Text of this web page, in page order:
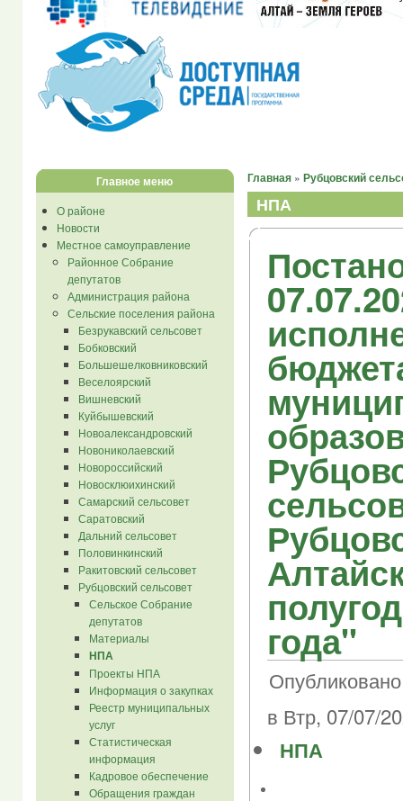
Главное меню
О районе
Новости
Местное самоуправление
Районное Собрание
депутатов
Администрация района
Сельские поселения района
Безрукавский сельсовет
Бобковский
Большешелковниковский
Веселоярский
Вишневский
Куйбышевский
Новоалександровский
Новониколаевский
Новороссийский
Новосклюихинский
Самарский сельсовет
Саратовский
Дальний сельсовет
Половинкинский
Ракитовский сельсовет
Рубцовский сельсовет
Сельское Собрание
депутатов
Материалы
НПА
Проекты НПА
Информация о закупках
Реестр муниципальных
услуг
Статистическая
информация
Кадровое обеспечение
Обращения граждан
Главная» Рубцовский
НПА
года"
в Втр, 07/07/
НПА